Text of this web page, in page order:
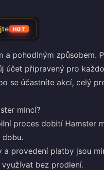
HOT
a pohodlným způsobem.
účet připravený pro
se účastníte akcí, celý
mincí?
proces dobití Hamster
a provedení platby jsou
bez prodlení.